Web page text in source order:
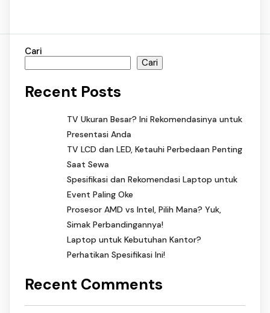
Cari
Cari
Recent Posts
TV Ukuran Besar? Ini Rekomendasinya untuk
Presentasi Anda
TV LCD dan LED, Ketauhi Perbedaan Penting
Saat Sewa
Spesifikasi dan Rekomendasi Laptop untuk
Event Paling Oke
Prosesor AMD vs Intel, Pilih Mana? Yuk,
Simak Perbandingannya!
Laptop untuk Kebutuhan Kantor?
Perhatikan Spesifikasi Ini!
Recent Comments